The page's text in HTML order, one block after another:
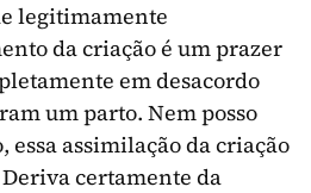
legitimamente
da criação é um prazer
em desacordo
um parto. Nem posso
assimi­lação da criação
cer­tamente da